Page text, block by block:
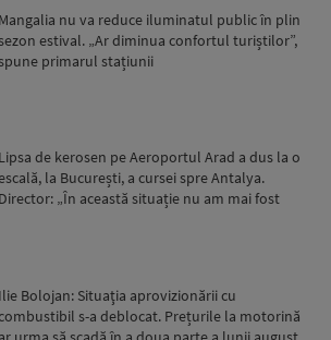
Mangalia nu va reduce iluminatul public în plin
estival. „Ar diminua confortul turiștilor”,
primarul stațiunii
Lipsa de kerosen pe Aeroportul Arad a dus la o
la București, a cursei spre Antalya.
Director: „În această situație nu am mai fost
Ilie Bolojan: Situaţia aprovizionării cu
s-a deblocat. Prețurile la motorină